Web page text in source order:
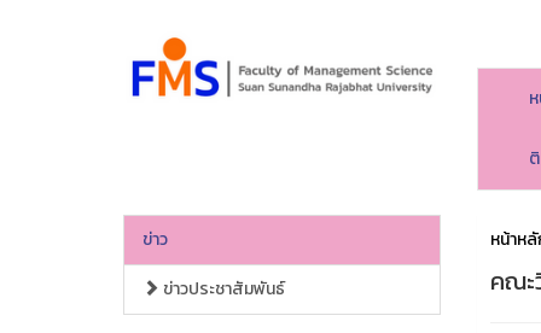
ข่าว
ข่าวประชาสัมพันธ์
หน้าห
คณะ